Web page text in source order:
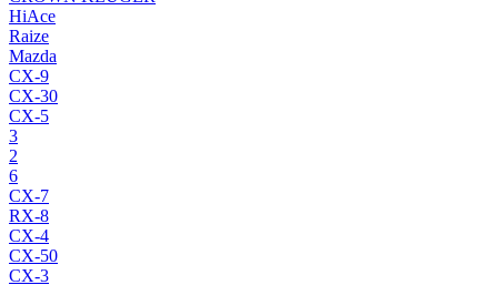
HiAce
Raize
Mazda
CX-9
CX-30
CX-5
3
2
6
CX-7
RX-8
CX-4
CX-50
CX-3